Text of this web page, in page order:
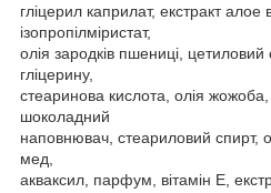
гліцерил каприлат, екстракт алое
ізопропілміристат,
олія зародків пшениці,
гліцерину,
стеаринова кислота, олія жожоба,
шоколадний
наповнювач, стеариловий спирт,
мед,
акваксил, парфум, вітамін Е,